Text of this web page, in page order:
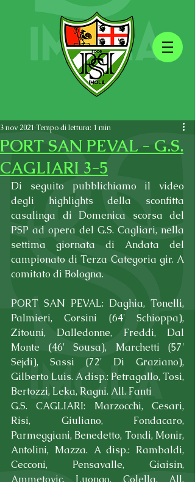
PORT SAN PEVAL - G.S.
CAGLIARI 3-5
3 nov 2021 Tempo di lettura: 1 min
Di seguito pubblichiamo il video
degli highlights della sconfitta
casalinga di Domenica scorsa del
PSP ad opera del G.S. Cagliari, nella
settima giornata di Andata del
campionato di Terza Categoria gir. A
comitato di Bologna.
PORT SAN PEVAL: Daghia, Tonelli,
Palmieri, Corsini (64' Schioppa),
Zitouni, Dalledonne, Freddi, Dal
Monte (46' Sousa), Marchetti (57'
Sejdi), Sassi (72' Di Graziano),
Gilberto Luis. A disp.: Petragallo, Tosi,
Bertozzi, Leka, Ragni. All. Fanti
G.S. CAGLIARI: Marzocchi, Cesari,
Risi, Giuliano, Fondacaro,
Parmeggiani, Benedetto, Tondi, Monir,
Antolini, Mazza. A disp.: Rambaldi,
Cecconi, Pensavalle, Giaisin,
Ammetovic, Luongo, Colella. All.